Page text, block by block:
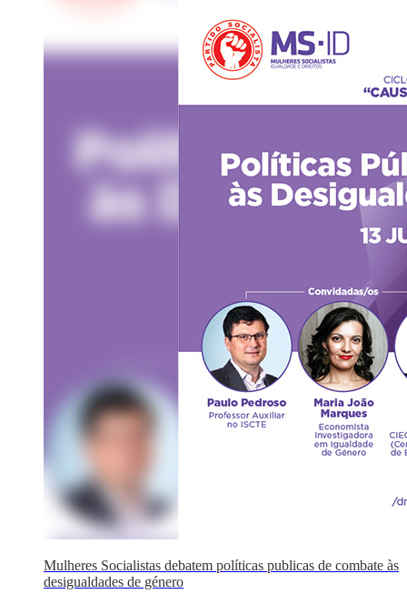
Mulheres Socialistas debatem políticas publicas de combate às
desigualdades de género